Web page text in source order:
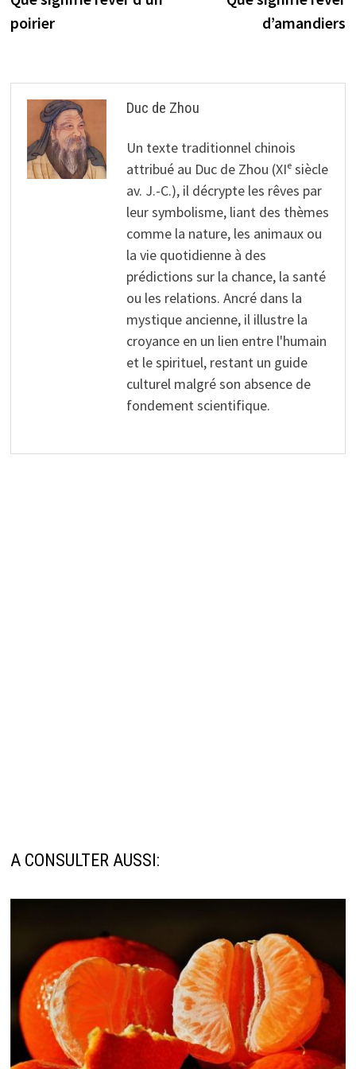
de
l’article
poirier
d’amandiers
Duc de Zhou
Un texte traditionnel chinois
attribué au Duc de Zhou (XIᵉ siècle
av. J.-C.), il décrypte les rêves par
leur symbolisme, liant des thèmes
comme la nature, les animaux ou
la vie quotidienne à des
prédictions sur la chance, la santé
ou les relations. Ancré dans la
mystique ancienne, il illustre la
croyance en un lien entre l'humain
et le spirituel, restant un guide
culturel malgré son absence de
fondement scientifique.
A CONSULTER AUSSI: